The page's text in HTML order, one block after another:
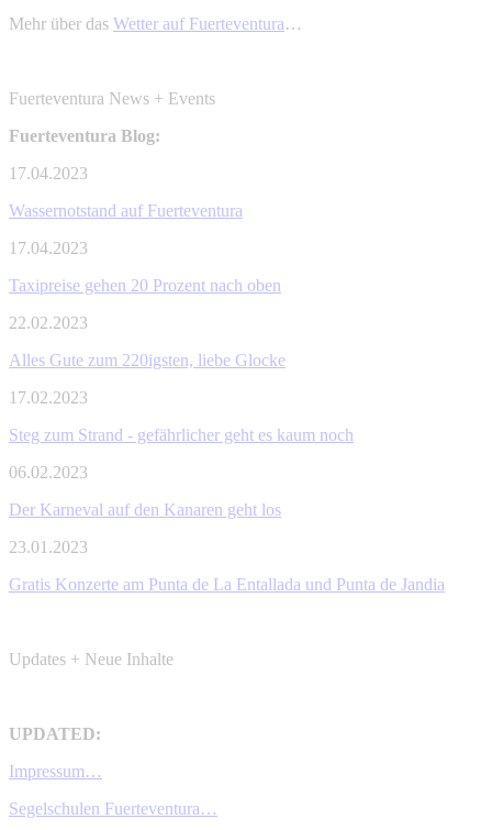
Mehr über das Wetter auf Fuerteventura…
Fuerteventura News + Events
Fuerteventura Blog:
17.04.2023
Wassernotstand auf Fuerteventura
17.04.2023
Taxipreise gehen 20 Prozent nach oben
22.02.2023
Alles Gute zum 220igsten, liebe Glocke
17.02.2023
Steg zum Strand - gefährlicher geht es kaum noch
06.02.2023
Der Karneval auf den Kanaren geht los
23.01.2023
Gratis Konzerte am Punta de La Entallada und Punta de Jandia
Updates + Neue Inhalte
UPDATED:
Impressum…
Segelschulen Fuerteventura…